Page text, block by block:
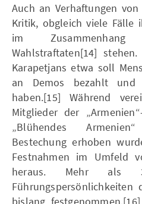
Auch an Verhaftungen
Kritik, obgleich viele Fälle
im
Wahlstraftaten[14]
Karapetjans etwa soll
an Demos bezahlt und
haben.[15] Während
Mitglieder der
„Blühendes
Bestechung erhoben
Festnahmen im Umfeld
heraus. Mehr als
Führungspersönlichkeiten
bislang